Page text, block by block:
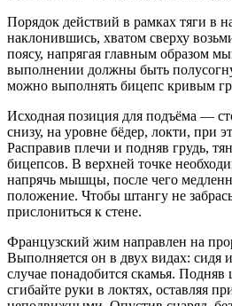
Порядок действий в рамках тяги в
наклонившись, хватом сверху
поясу, напрягая главным образом
выполнении должны быть
можно выполнять бицепс кривым
Исходная позиция для подъёма —
снизу, на уровне бёдер, локти, при
Расправив плечи и подняв грудь,
бицепсов. В верхней точке
напрячь мышцы, после чего
положение. Чтобы штангу не
прислониться к стене.
Французский жим направлен на
Выполняется он в двух видах: сидя
случае понадобится скамья. Подняв
сгибайте руки в локтях, оставляя